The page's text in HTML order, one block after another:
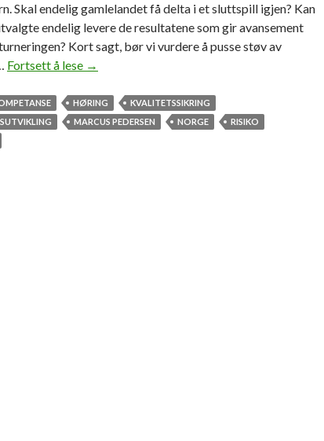
Skal endelig gamlelandet få delta i et sluttspill igjen? Kan
endelig levere de resultatene som gir avansement
Kort sagt, bør vi vurdere å pusse støv av
Fortsett å lese S
j
e
→
HØRING
KVALITETSSIKRING
MARCUS PEDERSEN NORGE
RISIKO